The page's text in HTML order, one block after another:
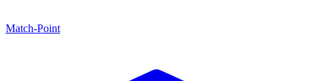
Match-Point